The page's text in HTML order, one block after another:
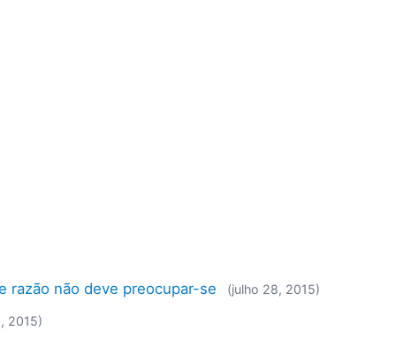
razão não deve preocupar-se (julho 28, 2015)
2015)